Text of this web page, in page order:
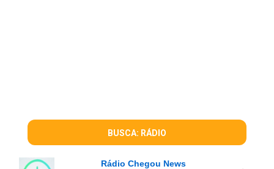
BUSCA: RÁDIO
Rádio Chegou News